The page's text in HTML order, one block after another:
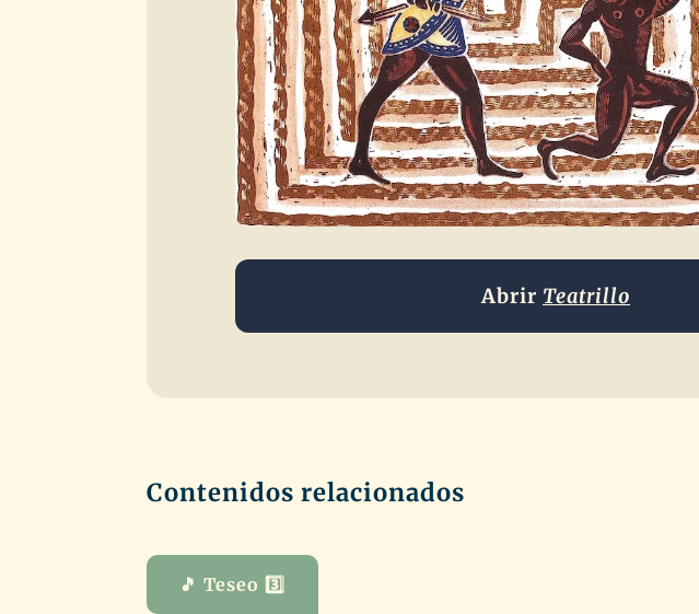
Abrir Teatrillo
Contenidos relacionados
🎵 Teseo 3️⃣